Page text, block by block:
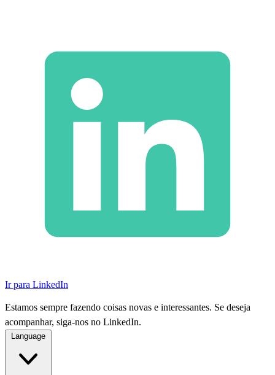
Ir para LinkedIn
Estamos sempre fazendo coisas novas e interessantes. Se deseja
acompanhar, siga-nos no LinkedIn.